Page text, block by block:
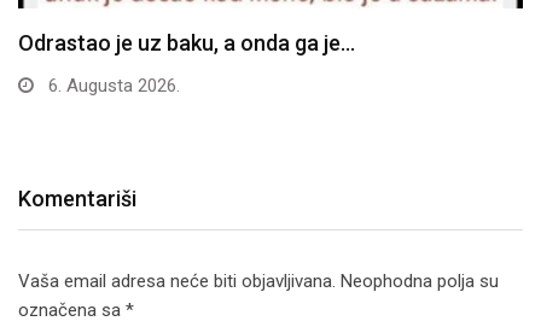
Odrastao je uz baku, a onda ga je…
6. Augusta 2026.
Komentariši
Vaša email adresa neće biti objavljivana. Neophodna polja su
označena sa *